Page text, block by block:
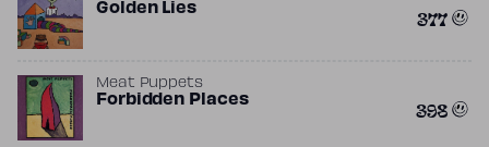
Golden Lies 377
Meat Puppets
Forbidden Places 398